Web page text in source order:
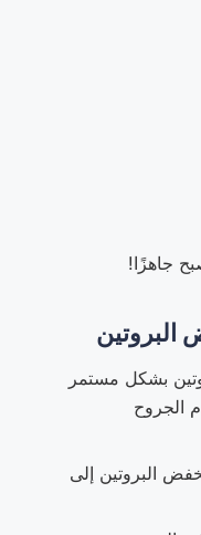
جاهزًا!
البروتين
بشكل مستمر
الجروح
البروتين إلى